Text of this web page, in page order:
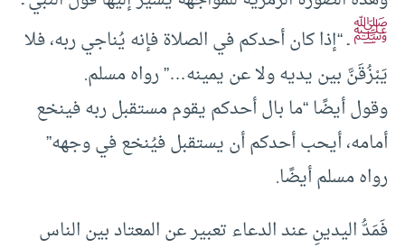
ﷺـ “إذا كان أحدكم في الصلاة فإنه يُناجي ربه، فلا
يَبْزُقَنَّ بين يديه ولا عن يمينه…” رواه مسلم.
وقول أيضًا “ما بال أحدكم يقوم مستقبل ربه فينخع
أمامه، أيحب أحدكم أن يستقبل فيُنخع في وجهه”
رواه مسلم أيضًا.
فَمَدُّ اليدينِ عند الدعاء تعبير عن المعتاد بين الناس